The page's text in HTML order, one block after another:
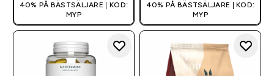
40% PÅ BÄSTSÄLJARE | KOD:
MYP
40% PÅ BÄSTSÄLJARE | KOD:
MYP